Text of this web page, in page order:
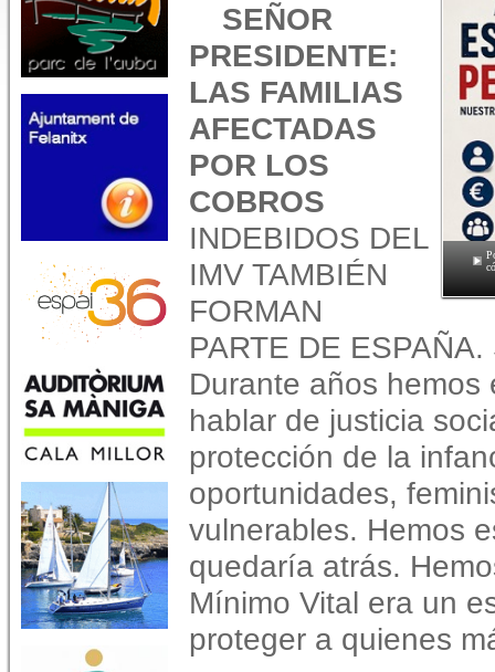
SEÑOR
PRESIDENTE:
LAS FAMILIAS
AFECTADAS
POR LOS
COBROS
INDEBIDOS DEL
IMV TAMBIÉN
FORMAN
PARTE DE
Durante años
hablar de justicia
protección de la
oportunidades,
vulnerables. Hemos
quedaría atrás.
Mínimo Vital era un
proteger a quienes